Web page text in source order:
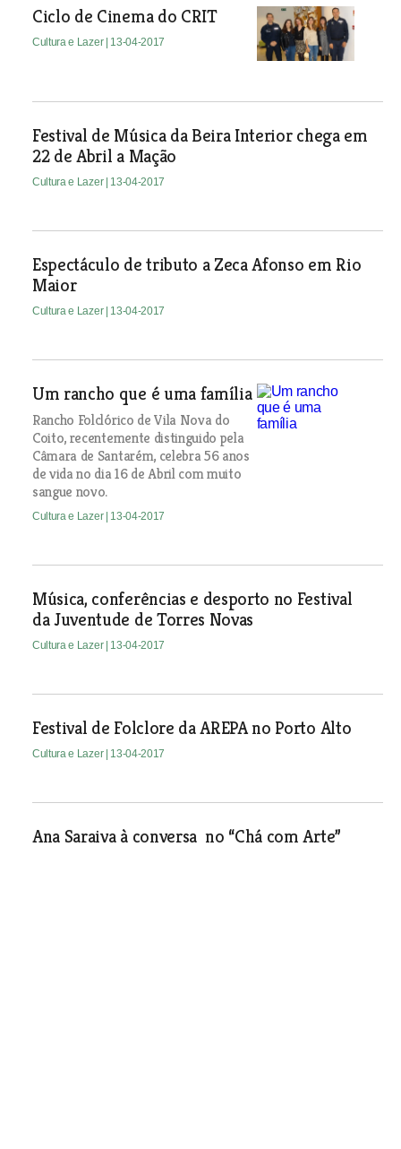
Ciclo de Cinema do CRIT
Cultura e Lazer | 13-04-2017
Festival de Música da Beira Interior chega em
22 de Abril a Mação
Cultura e Lazer | 13-04-2017
Espectáculo de tributo a Zeca Afonso em Rio
Maior
Cultura e Lazer | 13-04-2017
Um rancho que é uma família
Rancho Folclórico de Vila Nova do
Coito, recentemente distinguido pela
Câmara de Santarém, celebra 56 anos
de vida no dia 16 de Abril com muito
sangue novo.
Cultura e Lazer | 13-04-2017
Música, conferências e desporto no Festival
da Juventude de Torres Novas
Cultura e Lazer | 13-04-2017
Festival de Folclore da AREPA no Porto Alto
Cultura e Lazer | 13-04-2017
Ana Saraiva à conversa no “Chá com Arte”